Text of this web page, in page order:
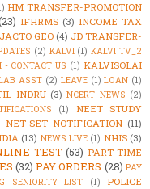
HM TRANSFER-PROMOTION
IFHRMS (3) INCOME TAX
JACTO GEO (4) JD TRANSFER-
(2) KALVI (1) KALVI TV_2
- CONTACT US (1) KALVISOLAI
ASST (2) LEAVE (1) LOAN (1)
INDRU (3) NCERT NEWS (2)
(1)
NEET STUDY
NET-SET NOTIFICATION (11)
(13) NEWS LIVE (1) NHIS (3)
TEST (53) PART TIME
(32) PAY ORDERS (28) PAY
SENIORITY LIST (1)
POLICE